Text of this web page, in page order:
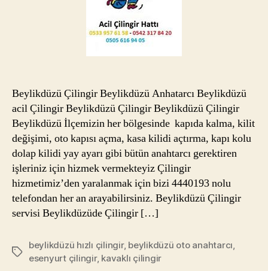
Beylikdüzü Çilingir Beylikdüzü Anhatarcı Beylikdüzü
acil Çilingir Beylikdüzü Çilingir Beylikdüzü Çilingir
Beylikdüzü İlçemizin her bölgesinde kapıda kalma, kilit
değişimi, oto kapısı açma, kasa kilidi açtırma, kapı kolu
dolap kilidi yay ayarı gibi bütün anahtarcı gerektiren
işleriniz için hizmek vermekteyiz Çilingir
hizmetimiz’den yaralanmak için bizi 4440193 nolu
telefondan her an arayabilirsiniz. Beylikdüzü Çilingir
servisi Beylikdüzüde Çilingir […]
Etiketler
beylikdüzü hızlı çilingir, beylikdüzü oto anahtarcı,
esenyurt çilingir, kavaklı çilingir